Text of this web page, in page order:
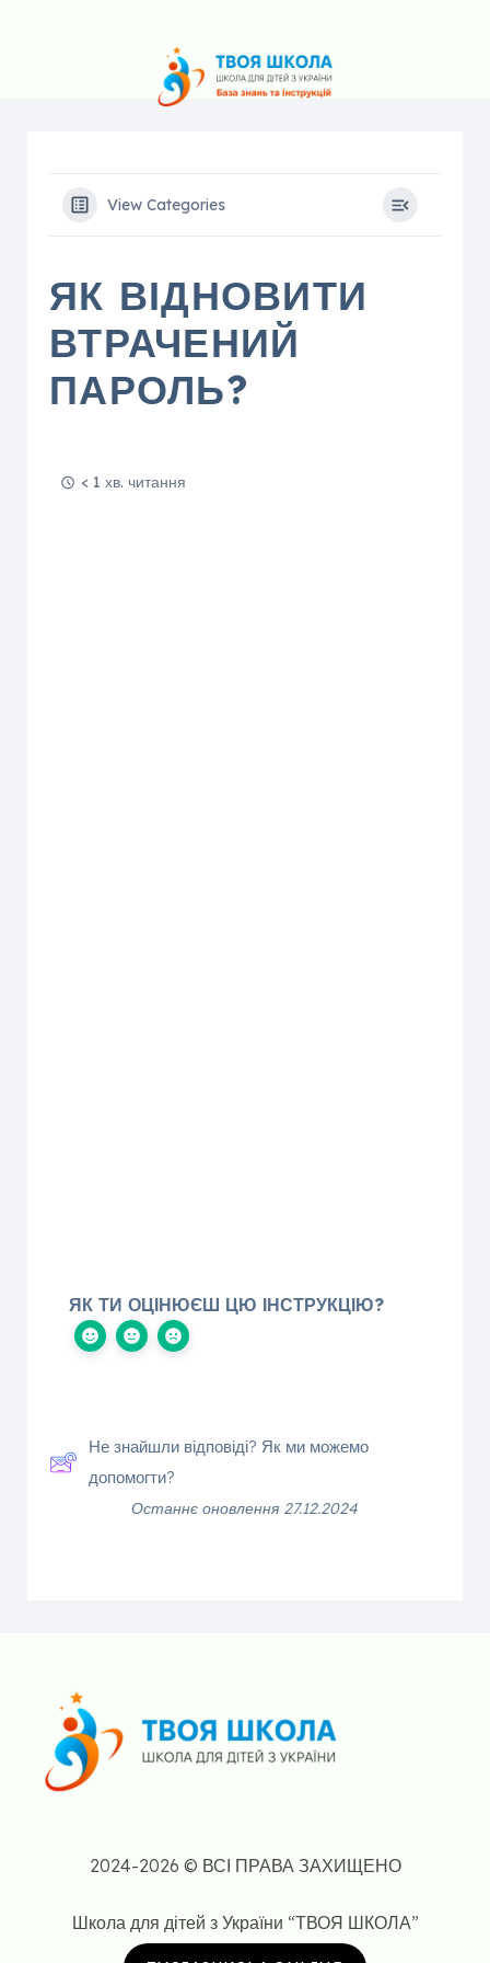
View Categories
ЯК ВІДНОВИТИ
ВТРАЧЕНИЙ
ПАРОЛЬ?
< 1 хв. читання
ЯК ТИ ОЦІНЮЄШ ЦЮ ІНСТРУКЦІЮ?
Не знайшли відповіді? Як ми можемо
допомогти?
Останнє оновлення 27.12.2024
2024-2026 © ВСІ ПРАВА ЗАХИЩЕНО
Школа для дітей з України “ТВОЯ ШКОЛА”